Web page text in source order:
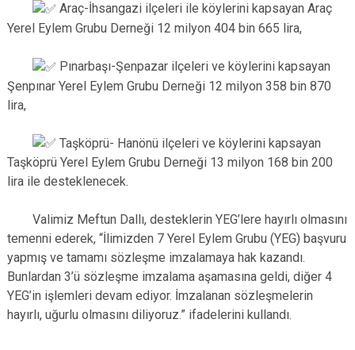
Araç-İhsangazi ilçeleri ile köylerini kapsayan Araç
Yerel Eylem Grubu Derneği 12 milyon 404 bin 665 lira,
Pınarbaşı-Şenpazar ilçeleri ve köylerini kapsayan
Şenpınar Yerel Eylem Grubu Derneği 12 milyon 358 bin 870
lira,
Taşköprü- Hanönü ilçeleri ve köylerini kapsayan
Taşköprü Yerel Eylem Grubu Derneği 13 milyon 168 bin 200
lira ile desteklenecek.
Valimiz Meftun Dallı, desteklerin YEG’lere hayırlı olmasını
temenni ederek, “İlimizden 7 Yerel Eylem Grubu (YEG) başvuru
yapmış ve tamamı sözleşme imzalamaya hak kazandı.
Bunlardan 3’ü sözleşme imzalama aşamasına geldi, diğer 4
YEG’in işlemleri devam ediyor. İmzalanan sözleşmelerin
hayırlı, uğurlu olmasını diliyoruz.” ifadelerini kullandı.